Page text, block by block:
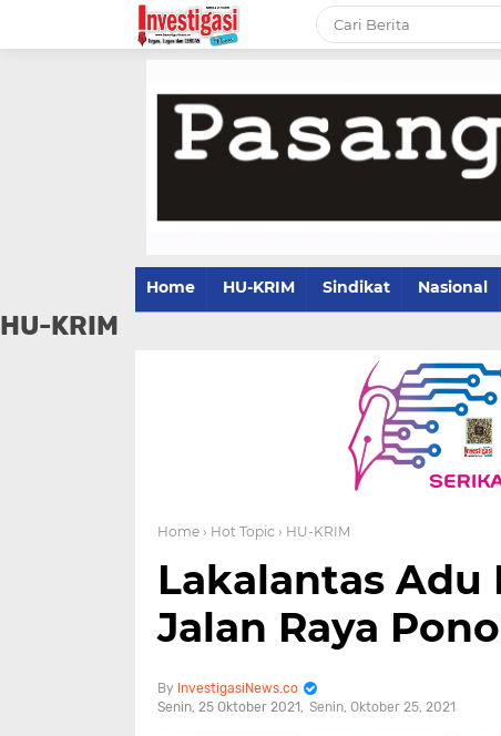
Home HU-KRIM Sindikat Nasional
HU-KRIM
Home › Hot Topic › HU-KRIM
Lakalantas Adu
Jalan Raya
InvestigasiNews.co
Senin, 25 Oktober 2021
Senin, Oktober 25, 2021